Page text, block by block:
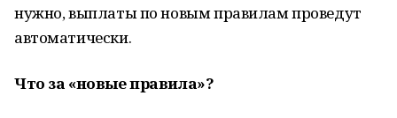
нужно, выплаты по новым правилам проведут
автоматически.
Что за «новые правила»?